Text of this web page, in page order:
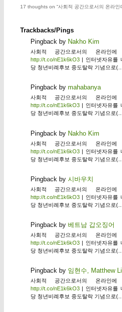
17 thoughts on “사회적 공간으로서의 온라인
Trackbacks/Pings
Pingback by Nakho Kim
사회적 공간으로서의 온라인
http://t.co/nE1k6kO3| 인터넷자유를
당 청년비례후보 중도탈락 기념으로
Pingback by mahabanya
사회적 공간으로서의 온라인
http://t.co/nE1k6kO3| 인터넷자유를
당 청년비례후보 중도탈락 기념으로
Pingback by Nakho Kim
사회적 공간으로서의 온라인
http://t.co/nE1k6kO3| 인터넷자유를
당 청년비례후보 중도탈락 기념으로
Pingback by 시바우치
사회적 공간으로서의 온라인
http://t.co/nE1k6kO3| 인터넷자유를
당 청년비례후보 중도탈락 기념으로
Pingback by 베트남 갑오징어
사회적 공간으로서의 온라인
http://t.co/nE1k6kO3| 인터넷자유를
당 청년비례후보 중도탈락 기념으로
Pingback by 임현수, Matthew
사회적 공간으로서의 온라인
http://t.co/nE1k6kO3| 인터넷자유를
당 청년비례후보 중도탈락 기념으로